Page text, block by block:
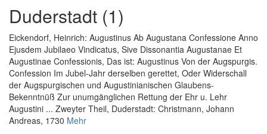
Duderstadt (1)
Eickendorf, Heinrich: Augustinus Ab Augustana Confessione Anno
Ejusdem Jubilaeo Vindicatus, Sive Dissonantia Augustanae Et
Augustinae Confessionis, Das ist: Augustinus Von der Augspurgis.
Confession Im Jubel-Jahr derselben gerettet, Oder Widerschall
der Augspurgischen und Augustinianischen Glaubens-
Bekenntnüß Zur unumgänglichen Rettung der Ehr u. Lehr
Augustini ... Zweyter Theil, Duderstadt: Christmann, Johann
Andreas, 1730 Mehr